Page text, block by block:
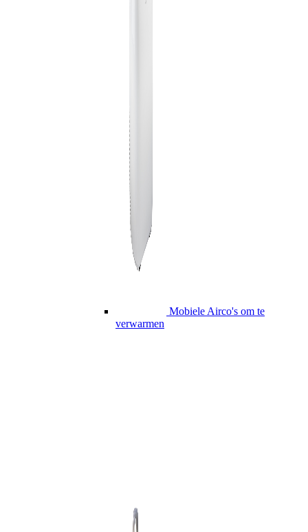
Mobiele Airco's om te
verwarmen